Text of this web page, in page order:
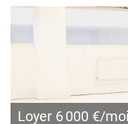
Loyer 6 000 €/